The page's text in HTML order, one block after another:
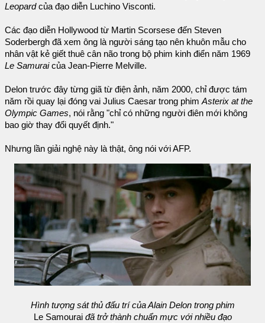
Leopardcủa đạo diễn Luchino Visconti.
Các đạo diễn Hollywood từ Martin Scorsese đến Steven
Soderbergh đã xem ông là người sáng tạo nên khuôn mẫu cho
nhân vật kẻ giết thuê cân não trong bộ phim kinh điển năm 1969
Le Samuraicủa Jean-Pierre Melville.
Delon trước đây từng giã từ điện ảnh, năm 2000, chỉ được tám
năm rồi quay lại đóng vai Julius Caesar trong phim Asterix at the
Olympic Games, nói rằng "chỉ có những người điên mới không
bao giờ thay đổi quyết định."
Nhưng lần giải nghệ này là thật, ông nói với AFP.
Hình tượng sát thủ đấu trí của Alain Delon trong phim
Le Samourai đã trở thành chuẩn mực với nhiều đạo